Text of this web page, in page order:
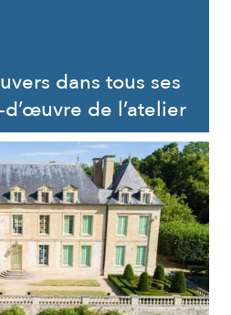
dans tous ses
de l’atelier